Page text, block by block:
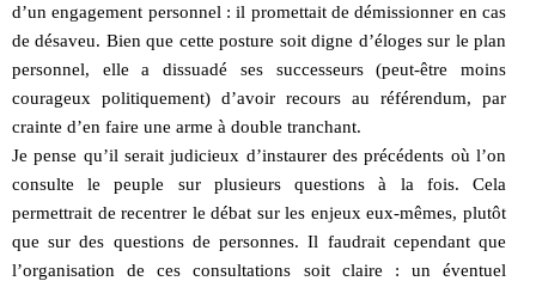
d’un engagement personnel : il promettait de démissionner en cas
de désaveu. Bien que cette posture soit digne d’éloges sur le plan
personnel, elle a dissuadé ses successeurs (peut-être moins
courageux politiquement) d’avoir recours au référendum, par
crainte d’en faire une arme à double tranchant.
Je pense qu’il serait judicieux d’instaurer des précédents où l’on
consulte le peuple sur plusieurs questions à la fois. Cela
permettrait de recentrer le débat sur les enjeux eux-mêmes, plutôt
que sur des questions de personnes. Il faudrait cependant que
l’organisation de ces consultations soit claire : un éventuel